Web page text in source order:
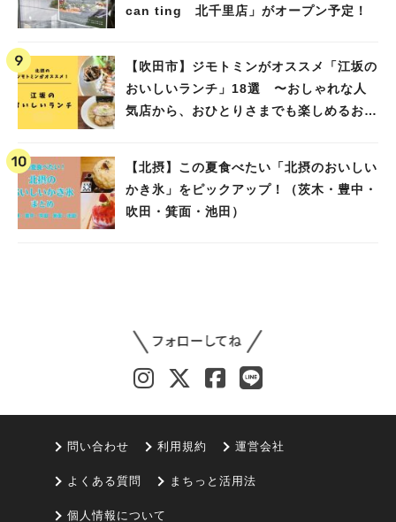
can ting 北千里店」がオープン予定！
【吹田市】ジモトミンがオススメ「江坂の
おいしいランチ」18選 〜おしゃれな人
気店から、おひとりさまでも楽しめるお店
【北摂】この夏食べたい「北摂のおいしい
かき氷」をピックアップ！（茨木・豊中・
吹田・箕面・池田）
問い合わせ 利用規約 運営会社
よくある質問 まちっと活用法
個人情報について